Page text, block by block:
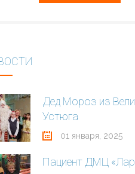
Дед Мороз из
Устюга
01 января, 2025
Пациент ДМЦ